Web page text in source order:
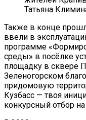
Татьяна
Также в конце
ввели в
программе
среды» в посёлке
площадку в сквере
Зеленогорском
придомовую
Кузбасс — твоя
конкурсный отбор